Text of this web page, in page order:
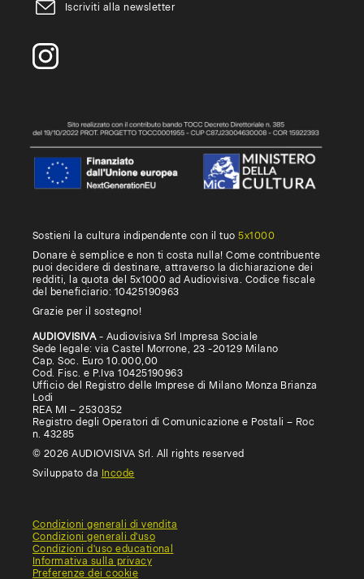
Iscriviti alla newsletter
Sostieni la cultura indipendente con il tuo5x1000
Donare è semplice e non ti costa nulla! Come contribuente
puoi decidere di destinare, attraverso la dichiarazione dei
redditi, la quota del 5x1000 ad Audiovisiva. Codice fiscale
del beneficiario: 10425190963
Grazie per il sostegno!
AUDIOVISIVA- Audiovisiva Srl Impresa Sociale
Sede legale: via Castel Morrone, 23 -20129 Milano
Cap. Soc. Euro 10.000,00
Cod. Fisc. e P.Iva 10425190963
Ufficio del Registro delle Imprese di Milano Monza Brianza
Lodi
REA MI – 2530352
Registro degli Operatori di Comunicazione e Postali – Roc
n. 43285
© 2026 AUDIOVISIVA Srl. All rights reserved
Sviluppato da
Incode
Condizioni generali di vendita
Condizioni generali d'uso
Condizioni d'uso educational
Informativa sulla privacy
Preferenze dei cookie